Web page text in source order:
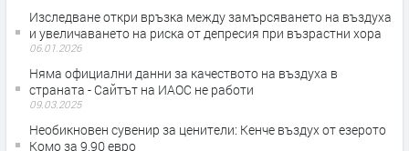
Изследване откри връзка между замърсяването на въздуха
и увеличаването на риска от депресия при възрастни хора
06.01.2026
Няма официални данни за качеството на въздуха в
страната - Сайтът на ИАОС не работи
09.03.2025
Необикновен сувенир за ценители: Кенче въздух от езерото
Комо за 9.90 евро